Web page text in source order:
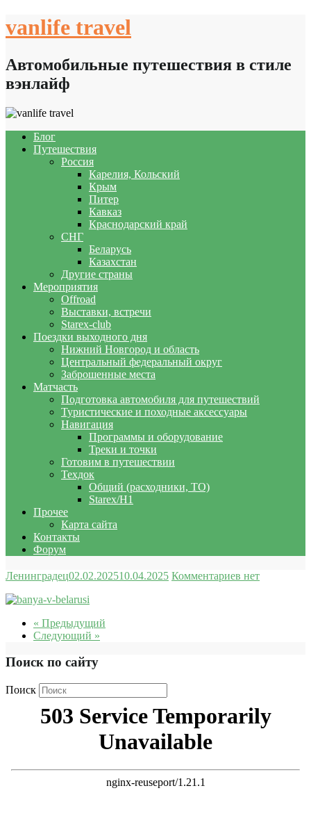
to
vanlife travel
Автомобильные путешествия в стиле
вэнлайф
Блог
Путешествия
Россия
Карелия, Кольский
Крым
Питер
Кавказ
Краснодарский край
СНГ
Беларусь
Казахстан
Другие страны
Мероприятия
Offroad
Выставки, встречи
Starex-club
Поездки выходного дня
Нижний Новгород и область
Центральный федеральный округ
Заброшенные места
Матчасть
Подготовка автомобиля для путешествий
Туристические и походные аксессуары
Навигация
Программы и оборудование
Треки и точки
Готовим в путешествии
Техдок
Общий (расходники, ТО)
Starex/H1
Прочее
Карта сайта
Контакты
Форум
Ленинградец02.02.202510.04.2025 Комментариев нет
« Предыдущий
Следующий »
Поиск по сайту
Поиск